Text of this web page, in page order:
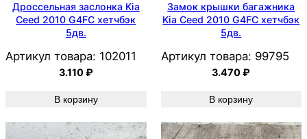
Дроссельная заслонка Kia
Ceed 2010 G4FC хетчбэк
5дв.
Артикул товара: 102011
3.110₽
В корзину
Замок крышки багажника
Kia Ceed 2010 G4FC хетчбэк
5дв.
Артикул товара: 99795
3.470₽
В корзину